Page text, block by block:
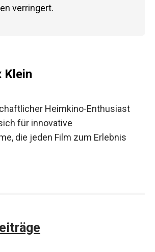
verringert.
Klein
Heimkino-Enthusiast
für innovative
die jeden Film zum Erlebnis